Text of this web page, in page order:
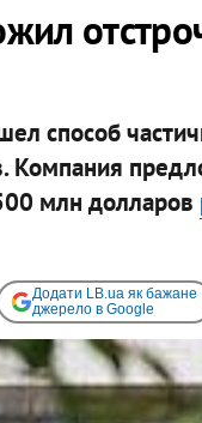
способ
Компания
млн долларов
Додати LB.ua як бажане
джерело в Google